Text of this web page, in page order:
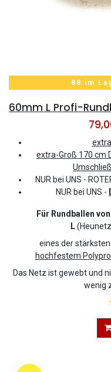
88 im
extra-Groß 170 cm
NUR bei UNS -
NUR bei UNS -
Für Rundballen
L
eines der
hochfestem
Das Netz ist gewebt und
wenig